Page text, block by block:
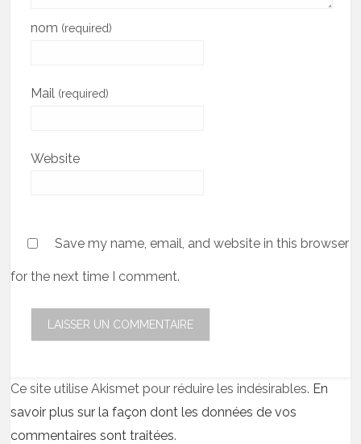
nom (required)
Mail (required)
Website
Save my name, email, and website in this browser
for the next time I comment.
Ce site utilise Akismet pour réduire les indésirables. En
savoir plus sur la façon dont les données de vos
commentaires sont traitées.